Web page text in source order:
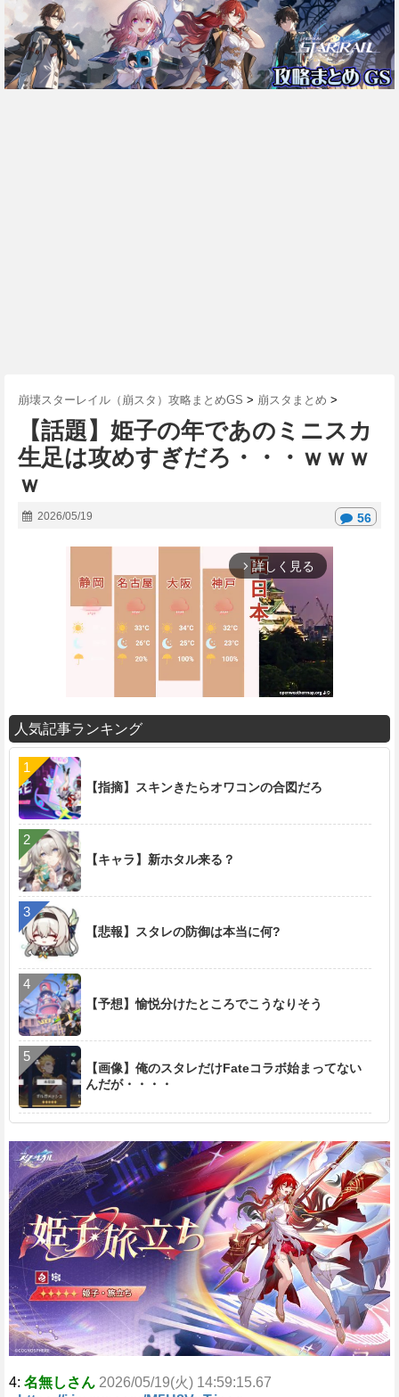
崩壊スターレイル（崩スタ）攻略まとめGS > 崩スタまとめ >
【話題】姫子の年であのミニスカ
生足は攻めすぎだろ・・・ｗｗｗ
ｗ
2026/05/19 56
arrow_forward_ios 詳しく見る
M
人気記事ランキング
【指摘】スキンきたらオワコンの合図だろ
【キャラ】新ホタル来る？
【悲報】スタレの防御は本当に何?
【予想】愉悦分けたところでこうなりそう
【画像】俺のスタレだけFateコラボ始まってない
んだが・・・・
4: 名無しさん 2026/05/19(火) 14:59:15.67